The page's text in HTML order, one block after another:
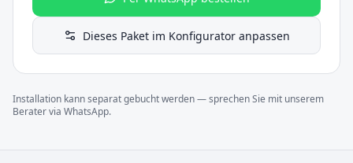
Dieses Paket im Konfigurator anpassen
Installation kann separat gebucht werden — sprechen Sie mit unserem
Berater via WhatsApp.